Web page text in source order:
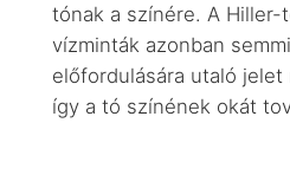
tónak a színére. A Hiller-
vízminták azonban
előfordulására utaló jelet
így a tó színének okát